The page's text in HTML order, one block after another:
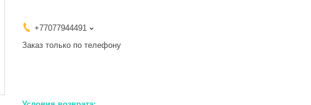
+77077944491
Заказ только по телефону